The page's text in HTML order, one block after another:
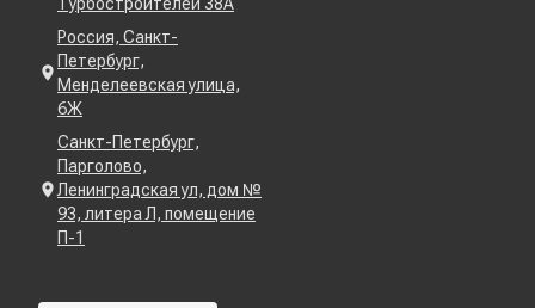
Турбостроителей 38А
Россия, Санкт-
Петербург,
Менделеевская улица,
6Ж
Санкт-Петербург,
Парголово,
Ленинградская ул, дом №
93, литера Л, помещение
П-1